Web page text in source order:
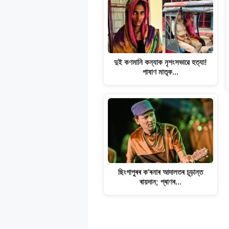
দুই কণমানি কন্যাক নৃশংসভাৱে হত্যা!
পাষাণ মাতৃক…
ছিংগাপুৰৰ ক'ৰনাৰ আদালতৰ চূড়ান্ত
ৰায়দান; প্ৰাণৰ…